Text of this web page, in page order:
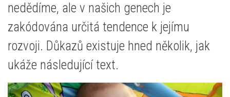
nedědíme, ale v našich genech je
zakódována určitá tendence k jejímu
rozvoji. Důkazů existuje hned několik, jak
ukáže následující text.